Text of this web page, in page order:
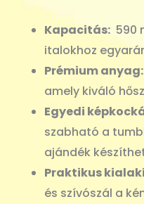
Kapacitás: 590
italokhoz
Prémium anyag:
amely kiváló
Egyedi
szabható a
ajándék
Praktikus
és szívószál a